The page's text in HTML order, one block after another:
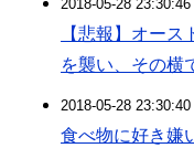
2018-05-28
【悲報】オー
を襲い、その横
2018-05-28
食べ物に好き嫌